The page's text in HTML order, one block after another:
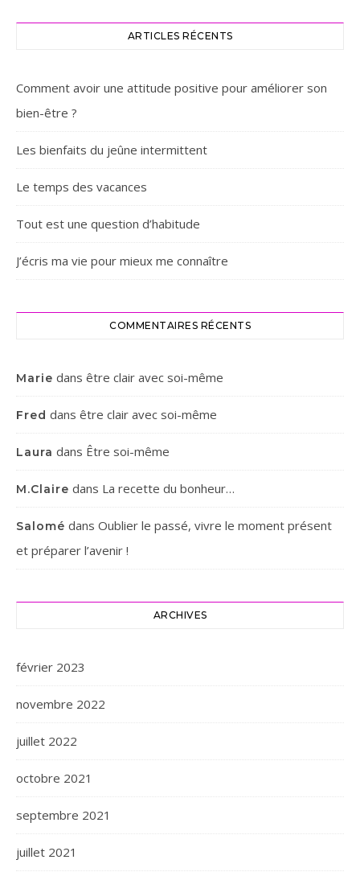
ARTICLES RÉCENTS
Comment avoir une attitude positive pour améliorer son
bien-être ?
Les bienfaits du jeûne intermittent
Le temps des vacances
Tout est une question d’habitude
J’écris ma vie pour mieux me connaître
COMMENTAIRES RÉCENTS
Marie dans être clair avec soi-même
Fred dans être clair avec soi-même
Laura dans Être soi-même
M.Claire dans La recette du bonheur…
Salomé dans Oublier le passé, vivre le moment présent
et préparer l’avenir !
ARCHIVES
février 2023
novembre 2022
juillet 2022
octobre 2021
septembre 2021
juillet 2021